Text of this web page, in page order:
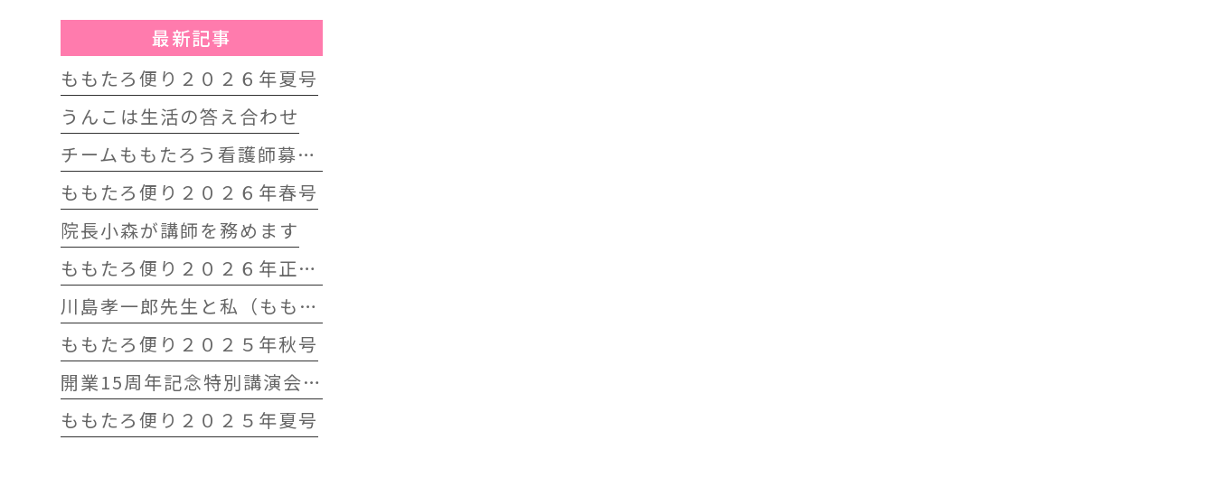
最新記事
ももたろ便り２０２６年夏号
うんこは生活の答え合わせ
チームももたろう看護師募集中
ももたろ便り２０２６年春号
院長小森が講師を務めます
ももたろ便り２０２６年正月号
川島孝一郎先生と私（ももたろう往診クリニック開院15周年記念特別講演会）
ももたろ便り２０２５年秋号
開業15周年記念特別講演会 開催します
ももたろ便り２０２５年夏号